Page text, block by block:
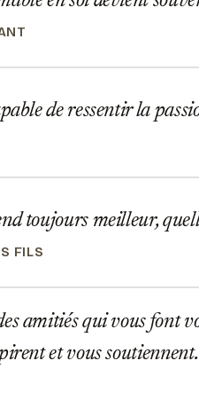
de ressentir la
toujours meilleur,
FILS
amitiés qui vous font
et vous soutiennent.